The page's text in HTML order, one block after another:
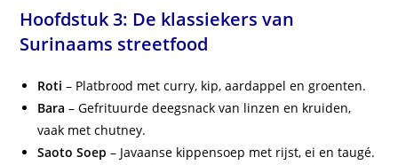
Hoofdstuk 3: De klassiekers van
Surinaams streetfood
Roti – Platbrood met curry, kip, aardappel en groenten.
Bara – Gefrituurde deegsnack van linzen en kruiden,
vaak met chutney.
Saoto Soep – Javaanse kippensoep met rijst, ei en taugé.